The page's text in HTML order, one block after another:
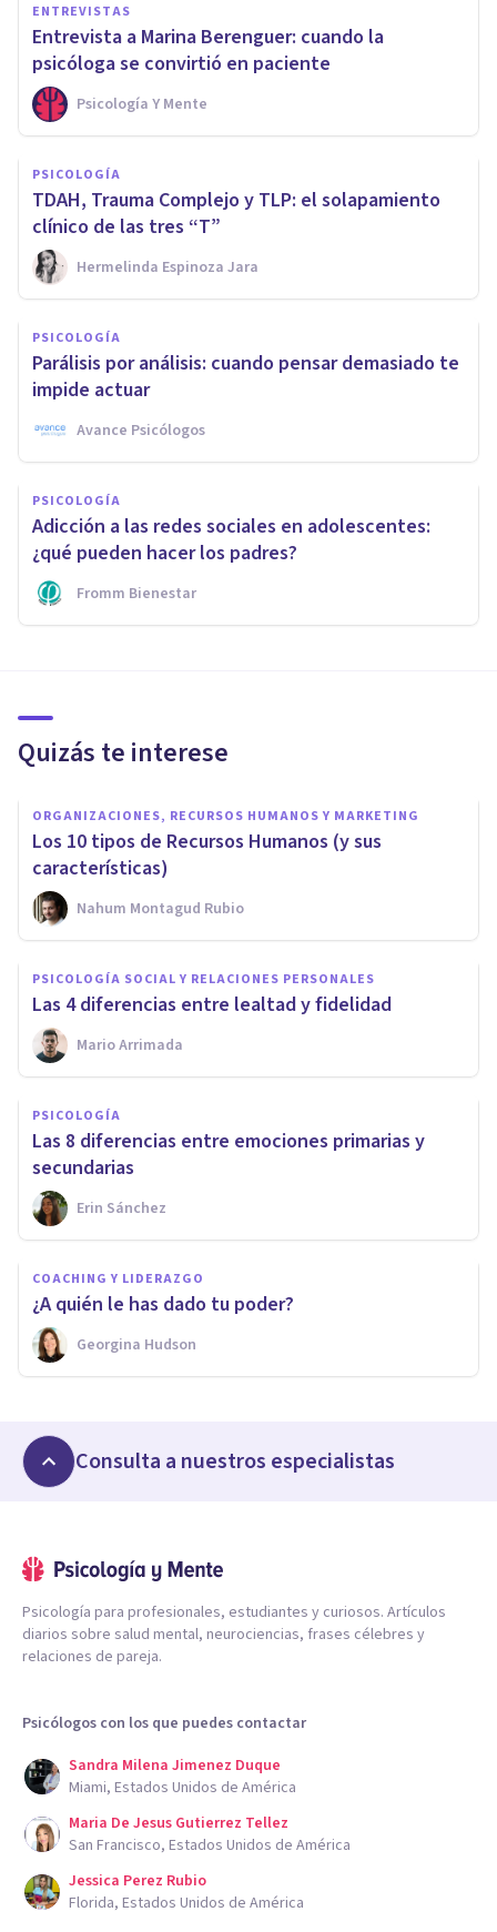
ENTREVISTAS
Entrevista a Marina Berenguer: cuando la
psicóloga se convirtió en paciente
Psicología Y Mente
PSICOLOGÍA
TDAH, Trauma Complejo y TLP: el solapamiento
clínico de las tres “T”
Hermelinda Espinoza Jara
PSICOLOGÍA
Parálisis por análisis: cuando pensar demasiado te
impide actuar
Avance Psicólogos
PSICOLOGÍA
Adicción a las redes sociales en adolescentes:
¿qué pueden hacer los padres?
Fromm Bienestar
Quizás te interese
ORGANIZACIONES, RECURSOS HUMANOS Y MARKETING
Los 10 tipos de Recursos Humanos (y sus
características)
Nahum Montagud Rubio
PSICOLOGÍA SOCIAL Y RELACIONES PERSONALES
Las 4 diferencias entre lealtad y fidelidad
Mario Arrimada
PSICOLOGÍA
Las 8 diferencias entre emociones primarias y
secundarias
Erin Sánchez
COACHING Y LIDERAZGO
¿A quién le has dado tu poder?
Georgina Hudson
Consulta a nuestros especialistas
Psicología para profesionales, estudiantes y curiosos. Artículos
diarios sobre salud mental, neurociencias, frases célebres y
relaciones de pareja.
Psicólogos con los que puedes contactar
Sandra Milena Jimenez Duque
Miami, Estados Unidos de América
Maria De Jesus Gutierrez Tellez
San Francisco, Estados Unidos de América
Jessica Perez Rubio
Florida, Estados Unidos de América